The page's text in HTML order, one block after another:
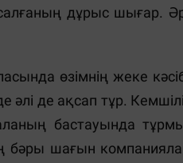
дұрыс шығар.
өзімнің жеке
де ақсап тұр.
бастауында
бәры шағын